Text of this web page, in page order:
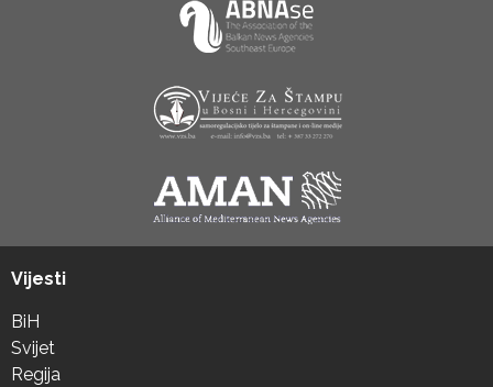
Vijesti
BiH
Svijet
Regija